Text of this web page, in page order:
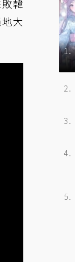
韓
大